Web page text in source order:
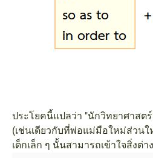
ประโยคนี้แปลว่า "นักวิทยาศาสต
(เช่นเดียวกับที่พ่อแม่มือใหม่ส่วน
เด็กเล็ก ๆ นั้นสามารถเข้าใจสิ่งต่า